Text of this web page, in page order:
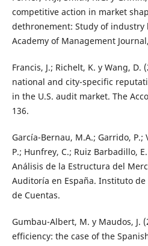
competitive action in market
dethronement: Study of industry
Academy of Management
Francis, J.; Richelt, K. y Wang,
national and city-specific
in the U.S. audit market. The
136.
García-Bernau, M.A.; Garrido, P.;
P.; Hunfrey, C.; Ruiz Barbadillo,
Análisis de la Estructura del
Auditoría en España. Instituto
de Cuentas.
Gumbau-Albert, M. y Maudos, J.
efficiency: the case of the